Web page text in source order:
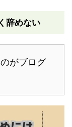
辞めない
がブログ